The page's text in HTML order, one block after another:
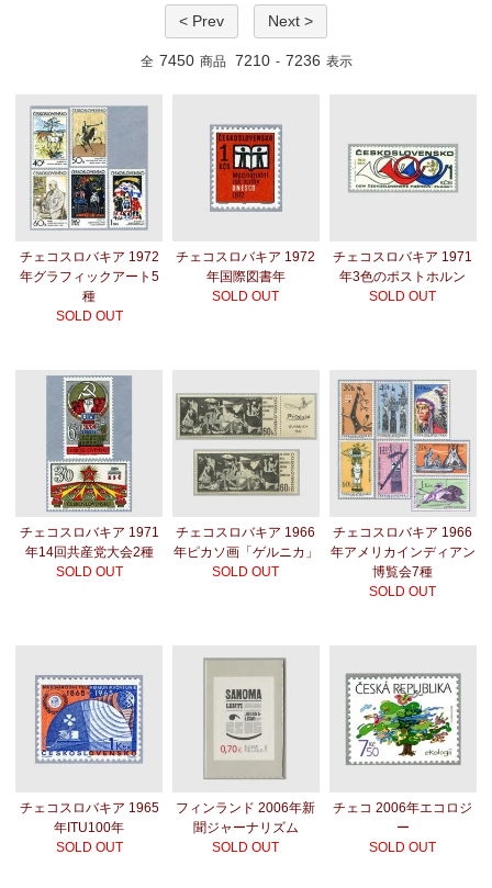
< Prev Next >
全 7450 商品 7210 - 7236 表示
チェコスロバキア 1972
年グラフィックアート5
種
SOLD OUT
チェコスロバキア 1972
年国際図書年
SOLD OUT
チェコスロバキア 1971
年3色のポストホルン
SOLD OUT
チェコスロバキア 1971
年14回共産党大会2種
SOLD OUT
チェコスロバキア 1966
年ピカソ画「ゲルニカ」
SOLD OUT
チェコスロバキア 1966
年アメリカインディアン
博覧会7種
SOLD OUT
チェコスロバキア 1965
年ITU100年
SOLD OUT
フィンランド 2006年新
聞ジャーナリズム
SOLD OUT
チェコ 2006年エコロジ
ー
SOLD OUT